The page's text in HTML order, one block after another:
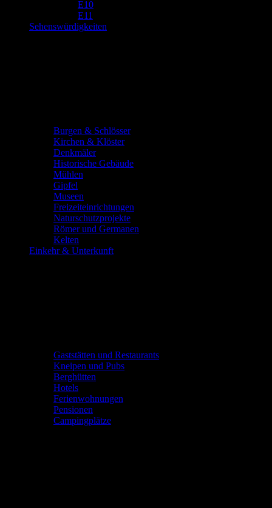
E10
E11
Sehenswürdigkeiten
Burgen & Schlösser
Kirchen & Klöster
Denkmäler
Historische Gebäude
Mühlen
Gipfel
Museen
Freizeiteinrichtungen
Naturschutzprojekte
Römer und Germanen
Kelten
Einkehr & Unterkunft
Gaststätten und Restaurants
Kneipen und Pubs
Berghütten
Hotels
Ferienwohnungen
Pensionen
Campingplätze